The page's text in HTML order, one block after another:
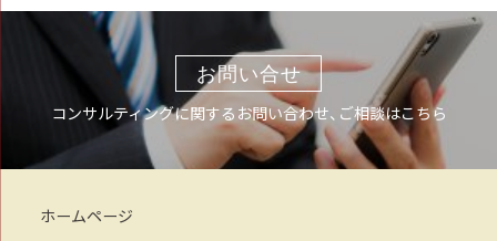
お問い合せ
コンサルティングに関するお問い合わせ、ご相談はこちら
ホームページ